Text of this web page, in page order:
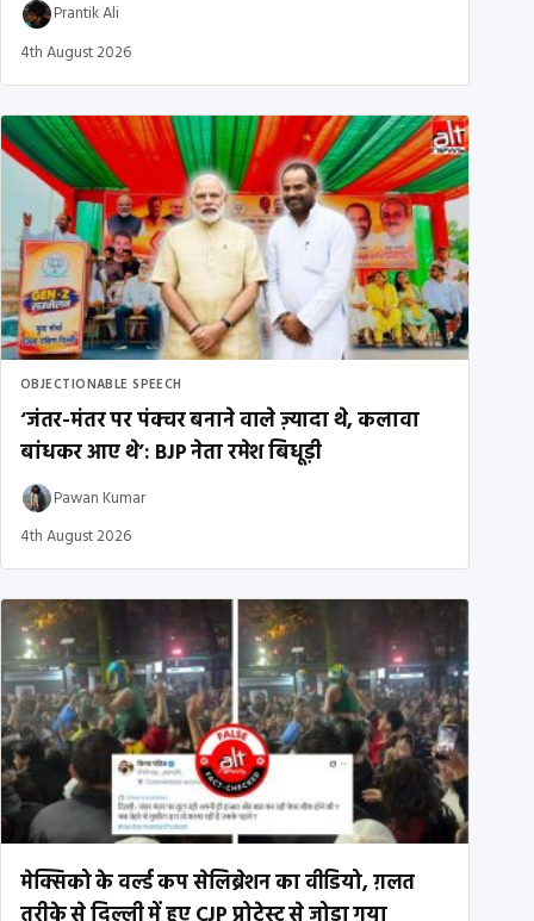
Prantik Ali
4th August 2026
OBJECTIONABLE SPEECH
‘जंतर-मंतर पर पंक्चर बनाने वाले ज़्यादा थे, कलावा
बांधकर आए थे’: BJP नेता रमेश बिधूड़ी
Pawan Kumar
4th August 2026
मेक्सिको के वर्ल्ड कप सेलिब्रेशन का वीडियो, ग़लत